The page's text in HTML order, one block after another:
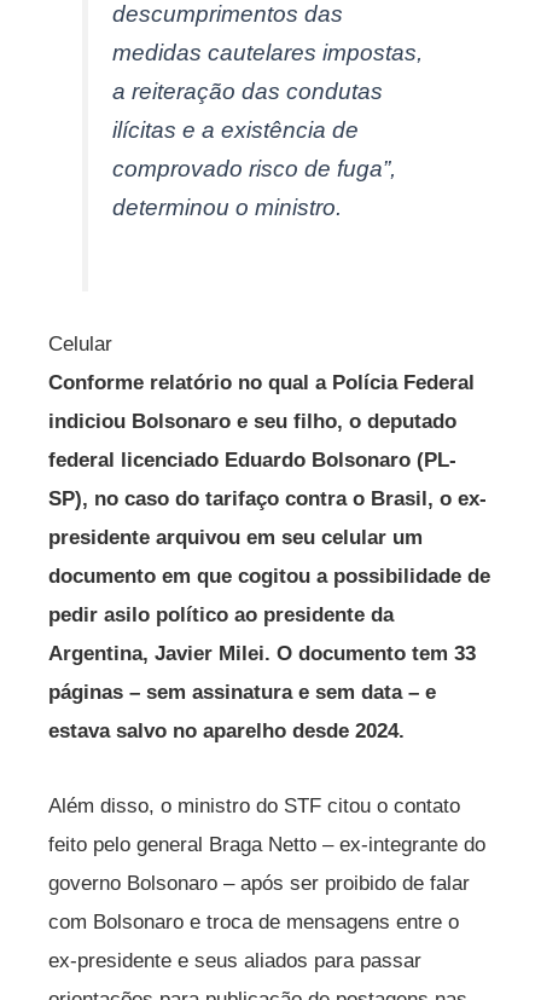
descumprimentos das
medidas cautelares impostas,
a reiteração das condutas
ilícitas e a existência de
comprovado risco de fuga”,
determinou o ministro.
Celular
Conforme relatório no qual a Polícia Federal
indiciou Bolsonaro e seu filho, o deputado
federal licenciado Eduardo Bolsonaro (PL-
SP), no caso do tarifaço contra o Brasil, o ex-
presidente arquivou em seu celular um
documento em que cogitou a possibilidade de
pedir asilo político ao presidente da
Argentina, Javier Milei. O documento tem 33
páginas – sem assinatura e sem data – e
estava salvo no aparelho desde 2024.
Além disso, o ministro do STF citou o contato
feito pelo general Braga Netto – ex-integrante do
governo Bolsonaro – após ser proibido de falar
com Bolsonaro e troca de mensagens entre o
ex-presidente e seus aliados para passar